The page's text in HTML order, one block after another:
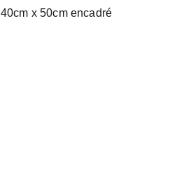
40cm x 50cm encadré